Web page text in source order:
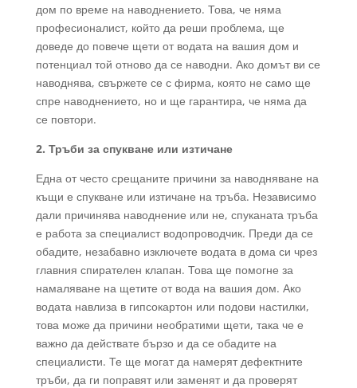
дом по време на наводнението. Това, че няма
професионалист, който да реши проблема, ще
доведе до повече щети от водата на вашия дом и
потенциал той отново да се наводни. Ако домът ви се
наводнява, свържете се с фирма, която не само ще
спре наводнението, но и ще гарантира, че няма да
се повтори.
2. Тръби за спукване или изтичане
Една от често срещаните причини за наводняване на
къщи е спукване или изтичане на тръба. Независимо
дали причинява наводнение или не, спуканата тръба
е работа за специалист водопроводчик. Преди да се
обадите, незабавно изключете водата в дома си чрез
главния спирателен клапан. Това ще помогне за
намаляване на щетите от вода на вашия дом. Ако
водата навлиза в гипсокартон или подови настилки,
това може да причини необратими щети, така че е
важно да действате бързо и да се обадите на
специалисти. Те ще могат да намерят дефектните
тръби, да ги поправят или заменят и да проверят